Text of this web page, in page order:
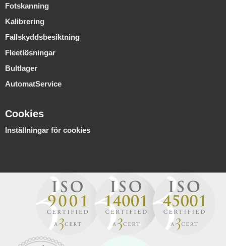
Fotskanning
Kalibrering
Fallskyddsbesiktning
Fleetlösningar
Bultlager
AutomatService
Cookies
Inställningar för cookies